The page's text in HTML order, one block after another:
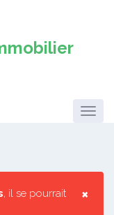
×
, il se pourrait